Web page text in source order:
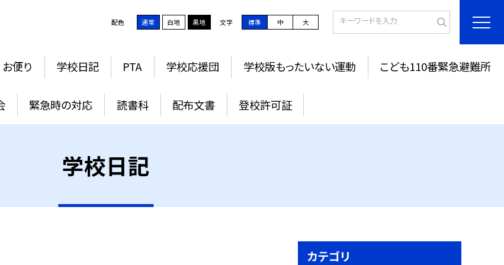
配色 通常 白地 黒地 文字 標準 中 大
お便り 学校日記 PTA 学校応援団 学校版もったいない運動 こども110番緊急避難所
緊急時の対応 読書科 配布文書 登校許可証
学校日記
カテゴリ